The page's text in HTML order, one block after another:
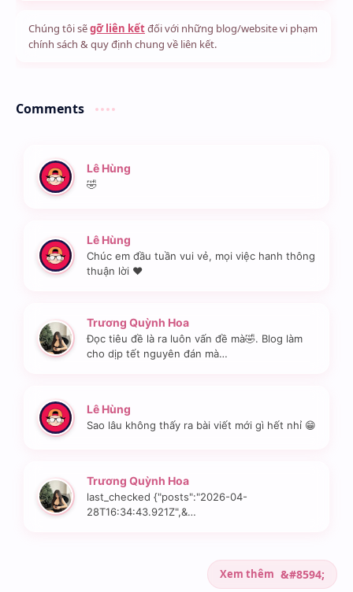
Chúng tôi sẽgỡ liên kếtđối với những blog/website vi phạm
chính sách & quy định chung về liên kết.
Comments
Lê Hùng
🤣
Lê Hùng
Chúc em đầu tuần vui vẻ, mọi việc hanh thông
thuận lời ❤️
Trương Quỳnh Hoa
Đọc tiêu đề là ra luôn vấn đề mà🤣. Blog làm
cho dịp tết nguyên đán mà…
Lê Hùng
Sao lâu không thấy ra bài viết mới gì hết nhỉ 😁
Trương Quỳnh Hoa
last_checked {"posts":"2026-04-
28T16:34:43.921Z",&…
Xem thêm